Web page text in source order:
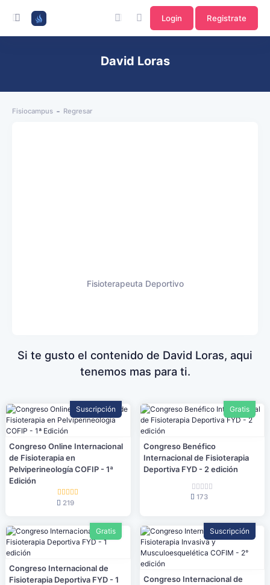
Login Registrate
David Loras
Fisiocampus Regresar
Fisioterapeuta Deportivo
Si te gusto el contenido de David Loras, aqui
tenemos mas para ti.
Suscripción
Congreso Online Internacional
de Fisioterapia en
Pelviperineología COFIP - 1ª
Edición
219
Gratis
Congreso Benéfico
Internacional de Fisioterapia
Deportiva FYD - 2 edición
173
Gratis
Congreso Internacional de
Fisioterapia Deportiva FYD - 1
Suscripción
Congreso Internacional de